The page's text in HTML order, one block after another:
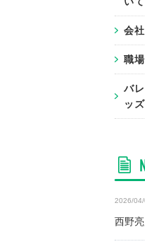
会
職
バ
ッズ
2026/04/
西野